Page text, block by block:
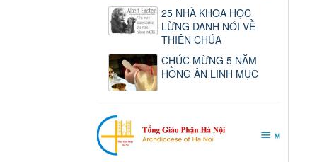
25 NHÀ KHOA HỌC
LỪNG DANH NÓI VỀ
THIÊN CHÚA
CHÚC MỪNG 5 NĂM
HỒNG ÂN LINH MỤC